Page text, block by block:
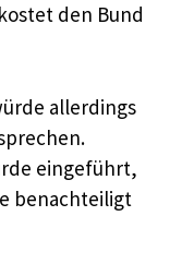
den Bund
allerdings
eingeführt,
benachteiligt